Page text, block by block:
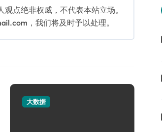
点绝非权威，不代表本站立场。
，我们将及时予以处理。
大数据